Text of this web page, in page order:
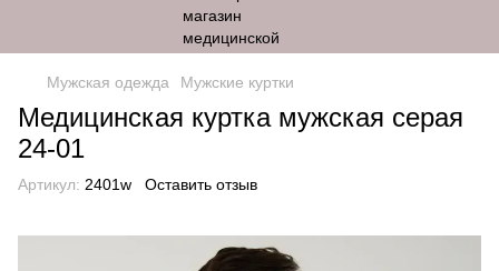
Мужская одежда Мужские куртки
Медицинская куртка мужская серая
24-01
Артикул: 2401w Оставить отзыв